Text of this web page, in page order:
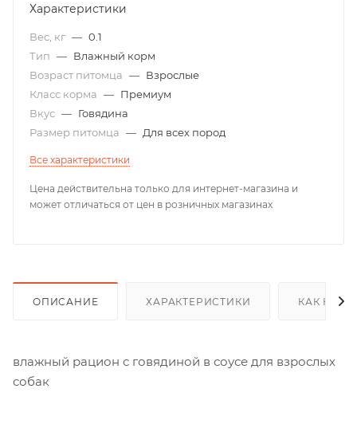
Характеристики
Вес, кг — 0.1
Тип — Влажный корм
Возраст питомца — Взрослые
Класс корма — Премиум
Вкус — Говядина
Размер питомца — Для всех пород
Все характеристики
Цена действительна только для интернет-магазина и
может отличаться от цен в розничных магазинах
ОПИСАНИЕ ХАРАКТЕРИСТИКИ КАК
влажный рацион с говядиной в соусе для взрослых
собак